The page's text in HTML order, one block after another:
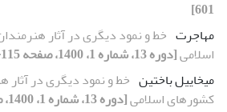
601]
مهاجرت خط و نمود دیگری در آثار
اسلامی[دوره 13، شماره 1، 1400، صفحه 115-138]
میخاییل باختین خط و نمود دیگری در آثار
کشورهای اسلامی[دوره 13، شماره 1، 1400، صفحه 115-138]